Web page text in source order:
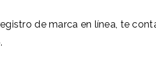
de marca en línea, te